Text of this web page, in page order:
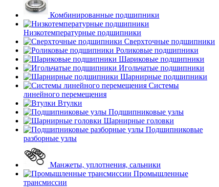
Комбинированные подшипники
Низкотемпературные подшипники
Сверхточные подшипники
Роликовые подшипники
Шариковые подшипники
Игольчатые подшипники
Шарнирные подшипники
Системы
линейного перемещения
Втулки
Подшипниковые узлы
Шарнирные головки
Подшипниковые
разборные узлы
Манжеты, уплотнения, сальники
Промышленные
трансмиссии